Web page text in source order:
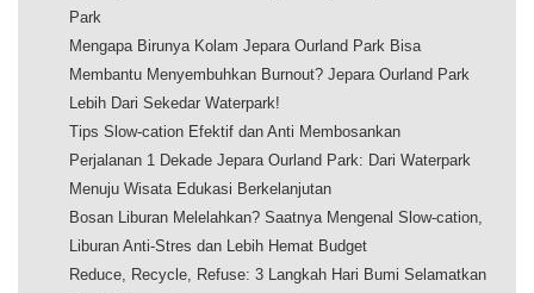
Park
Mengapa Birunya Kolam Jepara Ourland Park Bisa
Membantu Menyembuhkan Burnout? Jepara Ourland Park
Lebih Dari Sekedar Waterpark!
Tips Slow-cation Efektif dan Anti Membosankan
Perjalanan 1 Dekade Jepara Ourland Park: Dari Waterpark
Menuju Wisata Edukasi Berkelanjutan
Bosan Liburan Melelahkan? Saatnya Mengenal Slow-cation,
Liburan Anti-Stres dan Lebih Hemat Budget
Reduce, Recycle, Refuse: 3 Langkah Hari Bumi Selamatkan